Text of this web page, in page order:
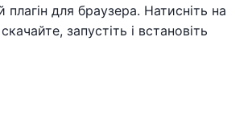
плагін для браузера. Натисніть на
запустіть і встановіть